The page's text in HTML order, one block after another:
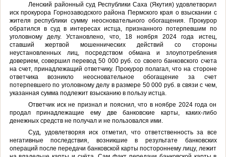
Ленский районный суд Республики Саха (Якутия) удовлетворил
иск прокурора Горнозаводского района Пермского края о взыскании с
жителя республики сумму неосновательного обогащения. Прокурор
обратился в суд в интересах истца, признанного потерпевшим по
уголовному делу. Установлено, что, 18 ноября 2024 года истец,
ставший жертвой мошеннических действий со стороны
неустановленных лиц, посредством обмана и злоупотребления
доверием, совершил перевод 50 000 руб. со своего банковского счета
на счет, принадлежащий ответчику. Прокурор полагал, что на стороне
ответчика возникло неосновательное обогащение за счет
потерпевшего по уголовному делу в размере 50 000 руб. в связи с чем,
указанная сумма подлежит взысканию в пользу истца.
Ответчик иск не признал и пояснил, что в ноябре 2024 года он
продал принадлежащие ему две банковские карты, каких-либо
денежных средств не получал и не пользовался ими.
Суд, удовлетворяя иск отметил, что ответственность за все
негативные последствия, возникшие в результате банковских
операций после передачи банковской карты постороннему лицу, лежит